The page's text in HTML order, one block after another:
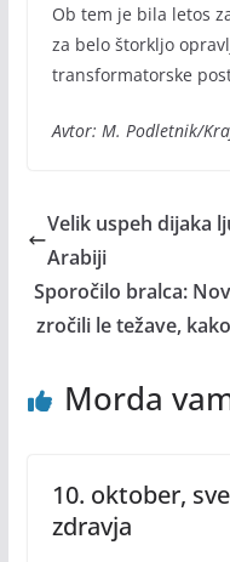
Ob tem je bila letos
za belo štorkljo
transformatorske
Avtor: M. Podletnik/
Velik uspeh dijaka
Arabiji
Sporočilo bralca:
zročili le težave,
Morda
10. oktober,
zdravja